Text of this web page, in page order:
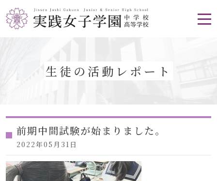
生徒の活動レポート
前期中間試験が始まりました。
2022年05月31日